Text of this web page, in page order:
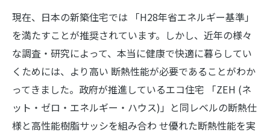
現在、日本の新築住宅では 「H28年省エネルギー基準」
を満たすことが推奨されています。しかし、近年の様々
な調査・研究によって、本当に健康で快適に暮らしてい
くためには、より高い 断熱性能が必要であることがわか
ってきました。政府が推進しているエコ住宅 「ZEH (ネ
ット・ゼロ・エネルギー・ハウス)」と同レベルの断熱仕
様と高性能樹脂サッシを組み合わ せ優れた断熱性能を実